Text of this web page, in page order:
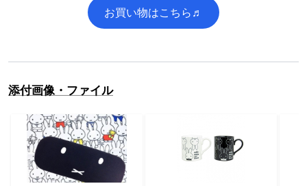
お買い物はこちら♬
添付画像・ファイル